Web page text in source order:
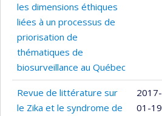
les dimensions éthiques
liées à un processus de
priorisation de
thématiques de
biosurveillance au Québec
Revue de littérature sur
le Zika et le syndrome de
2017-
01-19